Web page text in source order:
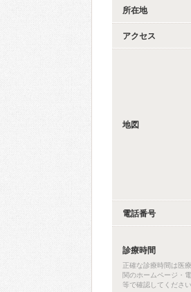
所在地
アクセス
地図
電話番号
診療時間
正確な診療時間は医
関のホームページ・
等で確認してください